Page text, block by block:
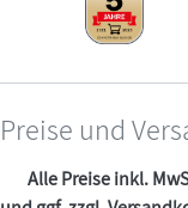
Preise und
Alle Preise inkl.